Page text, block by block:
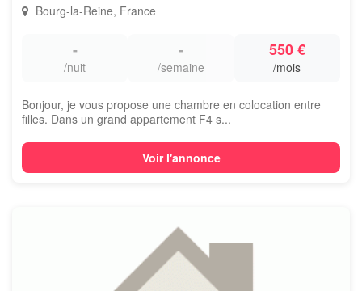
Bourg-la-Reine, France
-
/nuit
-
/semaine
550 €
/mois
Bonjour, je vous propose une chambre en colocation entre
filles. Dans un grand appartement F4 s...
Voir l'annonce